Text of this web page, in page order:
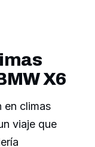
X6
en climas
viaje que